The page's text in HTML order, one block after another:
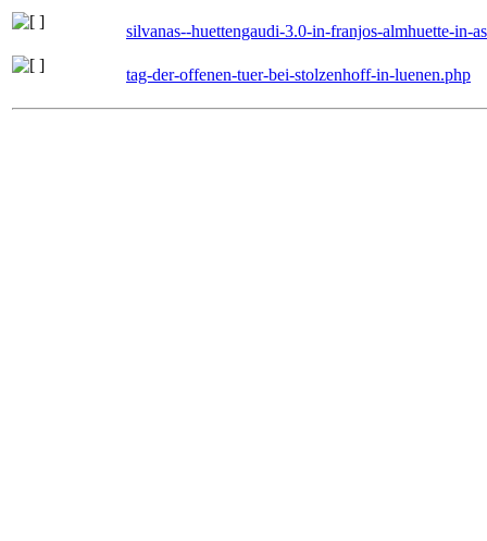
silvanas--huettengaudi-3.0-in-franjos-almhuette-in-
tag-der-offenen-tuer-bei-stolzenhoff-in-luenen.php